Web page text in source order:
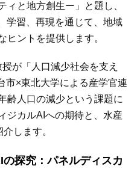
ィと地方創生ー」と題し、
学習、再現を通じて、地域
ヒントを提供します。
が「人口減少社会を支え
市×東北大学による産学官連
齢人口の減少という課題に
ジカルAIへの期待と、水産
します。
探究：パネルディスカ